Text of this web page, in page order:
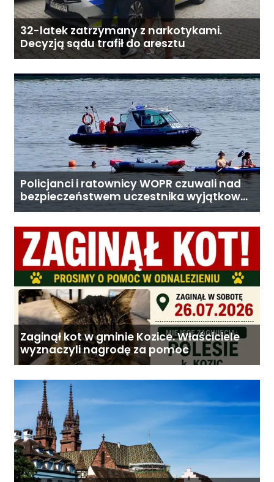
32-latek zatrzymany z narkotykami.
Decyzją sądu trafił do aresztu
Policjanci i ratownicy WOPR czuwali nad
bezpieczeństwem uczestnika wyjątkowej
wyprawy
Zaginął kot w gminie Kozice. Właściciele
wyznaczyli nagrodę za pomoc